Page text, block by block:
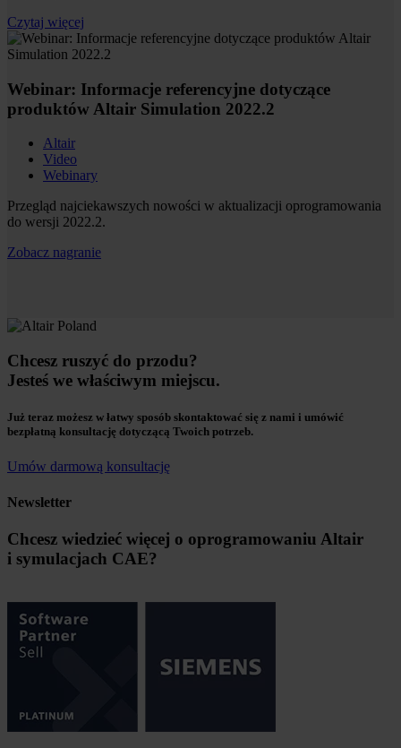
Czytaj więcej
Webinar: Informacje referencyjne dotyczące
produktów Altair Simulation 2022.2
Altair
Video
Webinary
Przegląd najciekawszych nowości w aktualizacji oprogramowania
do wersji 2022.2.
Zobacz nagranie
Chcesz ruszyć do przodu?
Jesteś we właściwym miejscu.
Już teraz możesz w łatwy sposób skontaktować się z nami i umówić
bezpłatną konsultację dotyczącą Twoich potrzeb.
Umów darmową konsultację
Newsletter
Chcesz wiedzieć więcej o oprogramowaniu Altair
i symulacjach CAE?